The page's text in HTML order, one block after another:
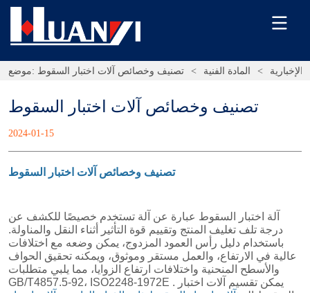
موضع: الإخبارية > المادة الفنية > تصنيف وخصائص آلات اختبار السقوط
تصنيف وخصائص آلات اختبار السقوط
2024-01-15